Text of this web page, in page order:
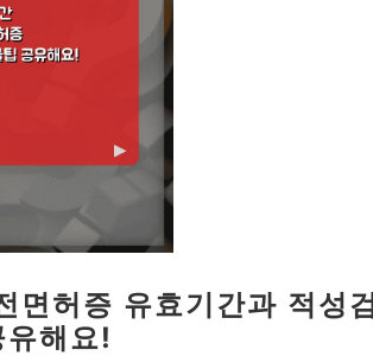
허증 유효기간과 적성검
해요!